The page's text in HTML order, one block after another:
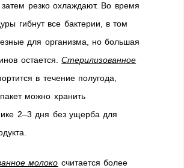
резко охлаждают. Во время
гибнут все бактерии, в том
для организма, но большая
остается.Стерилизованное
в течение полугода,
можно хранить
2–3 дня без ущерба для
молоко считается более